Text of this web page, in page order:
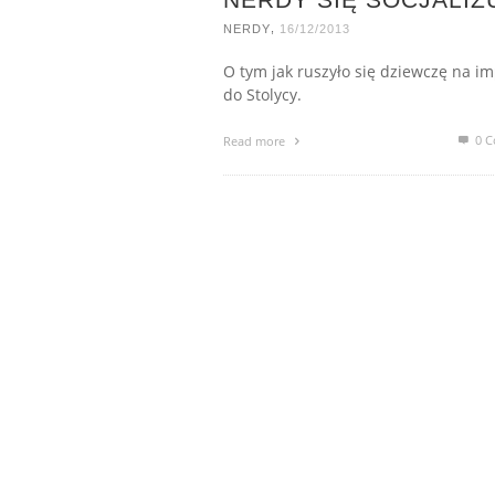
NERDY 16/12/2013
O tym jak ruszyło się dziewczę na
do Stolycy.
Read more 0